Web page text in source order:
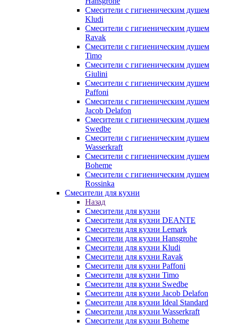
Смесители с гигиеническим душем
Kludi
Смесители с гигиеническим душем
Ravak
Смесители с гигиеническим душем
Timo
Смесители с гигиеническим душем
Giulini
Смесители с гигиеническим душем
Paffoni
Смесители с гигиеническим душем
Jacob Delafon
Смесители с гигиеническим душем
Swedbe
Смесители с гигиеническим душем
Wasserkraft
Смесители с гигиеническим душем
Boheme
Смесители с гигиеническим душем
Rossinka
Смесители для кухни
Назад
Смесители для кухни
Смесители для кухни DEANTE
Смесители для кухни Lemark
Смесители для кухни Hansgrohe
Смесители для кухни Kludi
Смесители для кухни Ravak
Смесители для кухни Paffoni
Смесители для кухни Timo
Смесители для кухни Swedbe
Смесители для кухни Jacob Delafon
Смесители для кухни Ideal Standard
Смесители для кухни Wasserkraft
Смесители для кухни Boheme